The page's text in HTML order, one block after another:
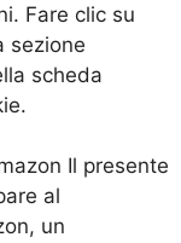
Fare clic su
sezione
scheda
Il presente
al
un